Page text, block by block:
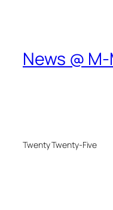
News @
Twenty Twenty-Five